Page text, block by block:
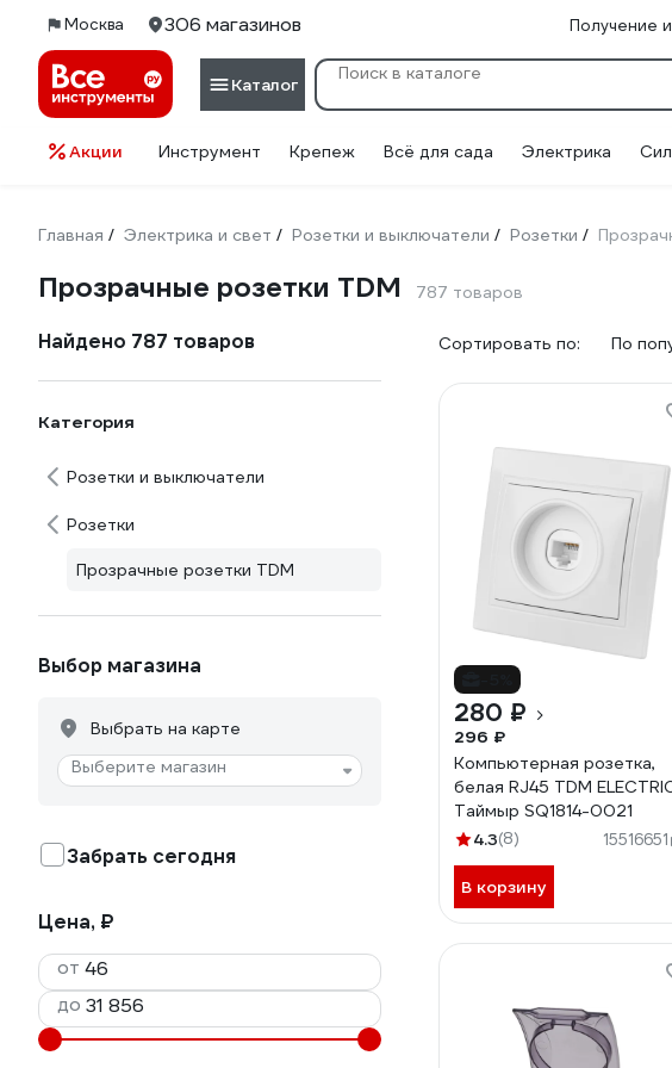
Москва 306 магазинов Получение
Каталог
Акции Инструмент Крепеж Всё для сада Электрика
Главная / Электрика и свет / Розетки и выключатели / Розетки /
Прозрачные розетки TDM 787 товаров
Найдено 787 товаров
Категория
Розетки и выключатели
Розетки
Прозрачные розетки TDM
Выбор магазина
Выбрать на карте
Выберите магазин
Забрать сегодня
Цена, ₽
от
до
Сортировать по: По
280 ₽
296 ₽
Компьютерная розетка,
белая RJ45 TDM
Таймыр SQ1814-0021
4.3(8) 15516651
В корзину